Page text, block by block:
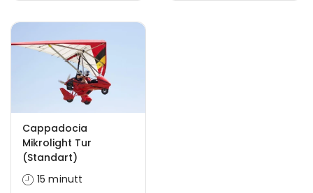
Cappadocia
Mikrolight Tur
(Standart)
15 minutt